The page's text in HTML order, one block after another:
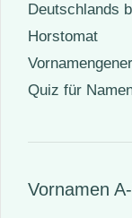
Deutschlands
Horstomat
Quiz für
Vornamen